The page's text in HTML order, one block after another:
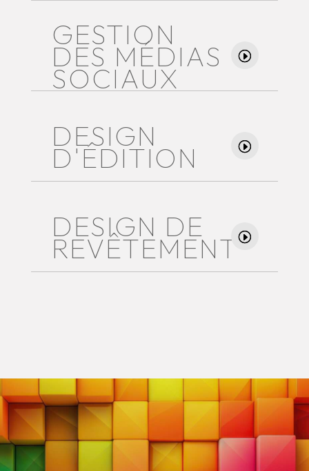
GESTION
DES MÉDIAS
SOCIAUX
DESIGN
D'ÉDITION
DESIGN DE
REVÊTEMENT